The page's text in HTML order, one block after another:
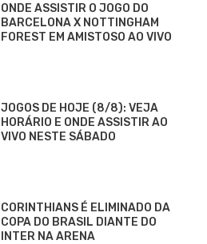
ONDE ASSISTIR O JOGO DO
BARCELONA X NOTTINGHAM
FOREST EM AMISTOSO AO VIVO
JOGOS DE HOJE (8/8): VEJA
HORÁRIO E ONDE ASSISTIR AO
VIVO NESTE SÁBADO
CORINTHIANS É ELIMINADO DA
COPA DO BRASIL DIANTE DO
INTER NA ARENA